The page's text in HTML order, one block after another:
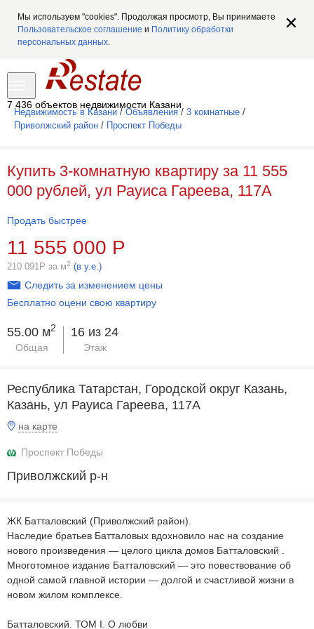
Мы используем "cookies". Продолжая просмотр, Вы принимаете
Пользовательское соглашение и Политику обработки
персональных данных.
7 436 объектов недвижимости Казани
Недвижимость в Казани / Объявления / 3 комнатные /
Приволжский район / Проспект Победы
Купить 3-комнатную квартиру за 11 555
000 рублей, ул Рауиса Гареева, 117А
Продать быстрее
11 555 000 Р
210 091Р за м2 (в у.е.)
Следить за изменением цены
Бесплатно оцени свою квартиру
55.00 м2
Общая
16 из 24
Этаж
Республика Татарстан, Городской округ Казань,
Казань, ул Рауиса Гареева, 117А
на карте
Проспект Победы
Приволжский р-н
ЖК Батталовский (Приволжский район).
Наследие братьев Батталовых вдохновило нас на создание
нового произведения — целого цикла домов Батталовский .
Многотомное издание Батталовский — это повествование об
одной самой главной истории — долгой и счастливой жизни в
новом жилом комплексе.
Батталовский. ТОМ I. О любви